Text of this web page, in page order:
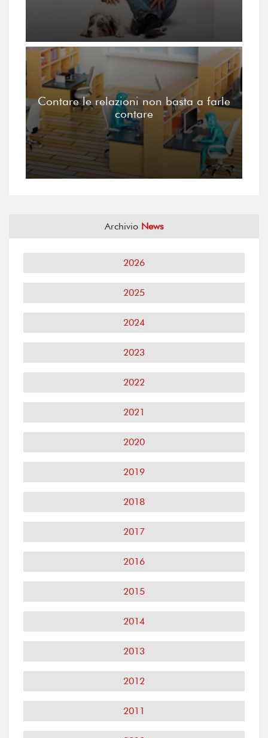
Contare le relazioni non basta a farle
contare
Archivio News
2026
2025
2024
2023
2022
2021
2020
2019
2018
2017
2016
2015
2014
2013
2012
2011